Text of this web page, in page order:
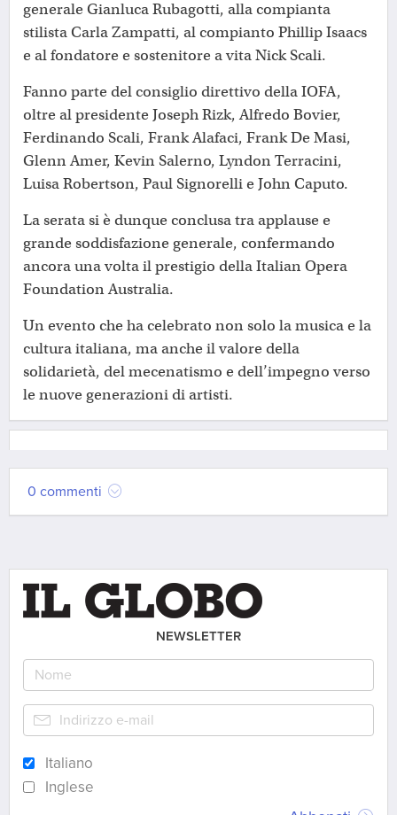
generale Gianluca Rubagotti, alla compianta
stilista Carla Zampatti, al compianto Phillip Isaacs
e al fondatore e sostenitore a vita Nick Scali.
Fanno parte del consiglio direttivo della IOFA,
oltre al presidente Joseph Rizk, Alfredo Bovier,
Ferdinando Scali, Frank Alafaci, Frank De Masi,
Glenn Amer, Kevin Salerno, Lyndon Terracini,
Luisa Robertson, Paul Signorelli e John Caputo.
La serata si è dunque conclusa tra applause e
grande soddisfazione generale, confermando
ancora una volta il prestigio della Italian Opera
Foundation Australia.
Un evento che ha celebrato non solo la musica e la
cultura italiana, ma anche il valore della
solidarietà, del mecenatismo e dell’impegno verso
le nuove generazioni di artisti.
0 commenti
NEWSLETTER
Italiano
Inglese